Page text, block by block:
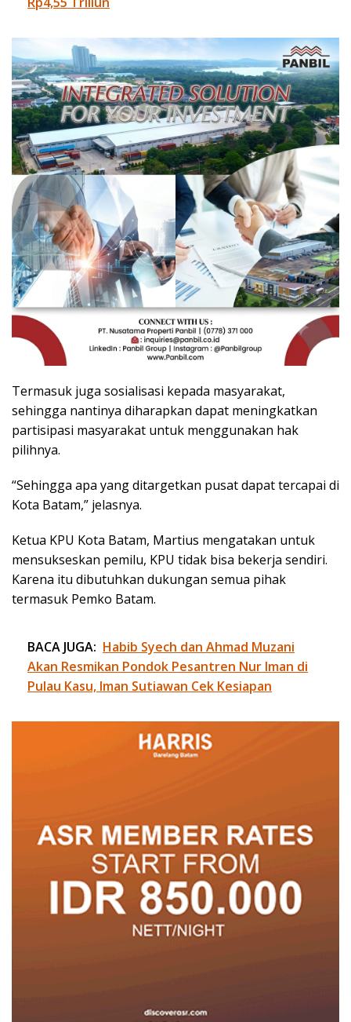
Termasuk juga sosialisasi kepada masyarakat,
sehingga nantinya diharapkan dapat meningkatkan
partisipasi masyarakat untuk menggunakan hak
pilihnya.
“Sehingga apa yang ditargetkan pusat dapat tercapai di
Kota Batam,” jelasnya.
Ketua KPU Kota Batam, Martius mengatakan untuk
mensukseskan pemilu, KPU tidak bisa bekerja sendiri.
Karena itu dibutuhkan dukungan semua pihak
termasuk Pemko Batam.
BACA JUGA: Habib Syech dan Ahmad Muzani
Akan Resmikan Pondok Pesantren Nur Iman di
Pulau Kasu, Iman Sutiawan Cek Kesiapan